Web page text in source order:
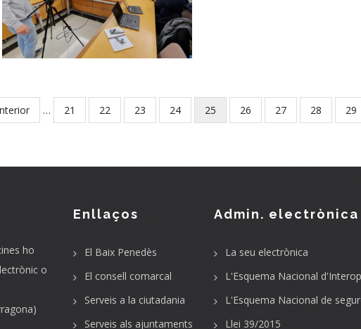
Comarcal Per A La
Tercera Edat
S. socials
… Page
21 Page
22 Page
23 Page
24
Current
page
25 Page
26 Page
27 Page
28 29
ho
o
Enllaços
El Baix Penedès
El consell comarcal
Serveis a la ciutadania
Serveis als ajuntaments
Admin. electrònica
La seu electrònica
L'Esquema Nacional
L'Esquema Nacional de
Llei 39/2015